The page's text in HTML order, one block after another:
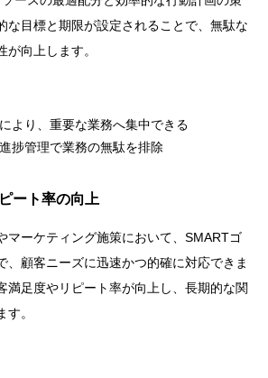
な目標と期限が設定されることで、無駄な
向上します。
より、重要な業務へ集中できる
捗管理で業務の無駄を排除
ート率の向上
マーケティング施策において、SMARTゴ
、顧客ニーズに迅速かつ的確に対応できま
満足度やリピート率が向上し、長期的な関
。